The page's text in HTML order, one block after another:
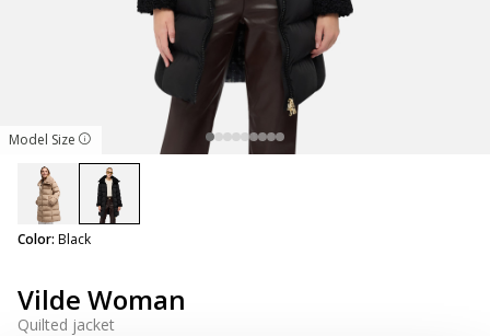
Model Size
Vilde Woman
Quilted jacket
Color: Black